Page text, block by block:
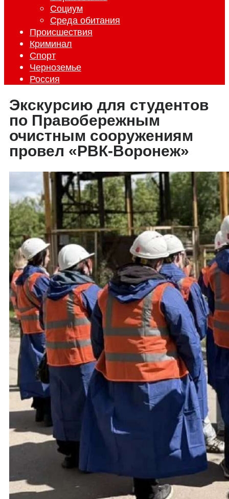
Социум
Среда обитания
Происшествия
Криминал
Спорт
Черноземье
Россия
Экскурсию для студентов
по Правобережным
очистным сооружениям
провел «РВК-Воронеж»